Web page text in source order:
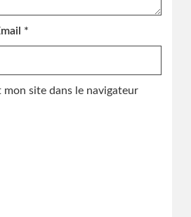
*
site dans le navigateur